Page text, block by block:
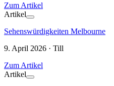
Zum Artikel
Artikel
Sehenswürdigkeiten Melbourne
9. April 2026 · Till
Zum Artikel
Artikel